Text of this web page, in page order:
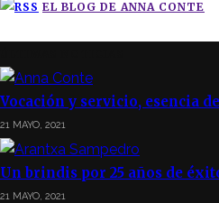
EL BLOG DE ANNA CONTE
Vocación y servicio, esencia
21 MAYO, 2021
Un brindis por 25 años de
21 MAYO, 2021